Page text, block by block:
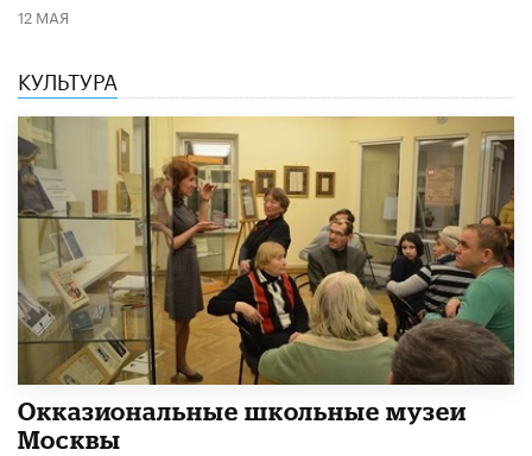
12 МАЯ
КУЛЬТУРА
​Окказиональные школьные музеи
Москвы